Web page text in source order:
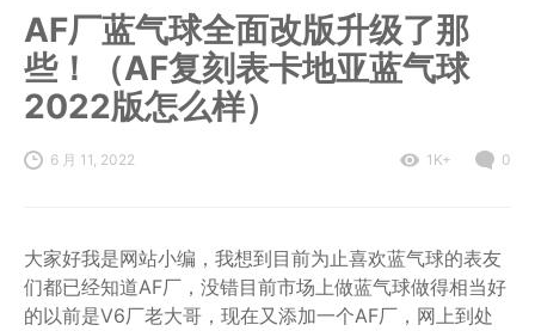
AF厂蓝气球全面改版升级了那
些！（AF复刻表卡地亚蓝气球
2022版怎么样）
6 月 11, 2022 1K+ 0
大家好我是网站小编，我想到目前为止喜欢蓝气球的表友
们都已经知道AF厂，没错目前市场上做蓝气球做得相当好
的以前是V6厂老大哥，现在又添加一个AF厂，网上到处